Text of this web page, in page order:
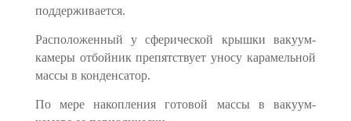
поддерживается.
Расположенный у сферической крышки вакуум-
камеры отбойник препят­ствует уносу карамельной
массы в конденсатор.
По мере накопления готовой массы в вакуум-